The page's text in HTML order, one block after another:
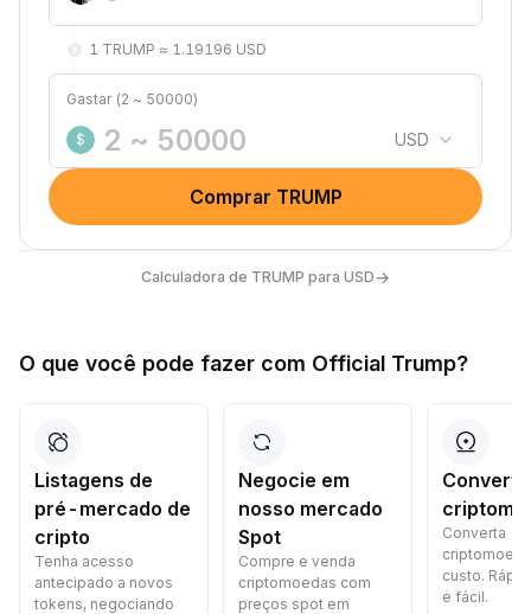
1 TRUMP ≈ 1.19196 USD
Gastar (2 ~ 50000)
$ USD
Comprar TRUMP
Calculadora de TRUMP para USD→
O que você pode fazer com Official Trump?
Listagens de
pré-mercado de
cripto
Tenha acesso
antecipado a novos
tokens, negociando
Negocie em
nosso mercado
Spot
Compre e venda
criptomoedas com
preços spot em
Converta
custo.
e fácil.